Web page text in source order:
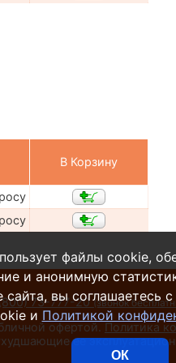
В Корзину
73-777-20(звонок
офертой. Политика
ее
файлы cookie,
и анонимную
сайта, вы соглашаетесь
и Политикой
ОК